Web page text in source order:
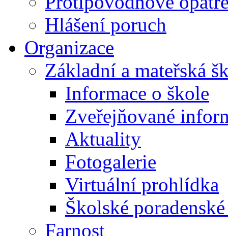
Hlášení poruch
Organizace
Základní a mateřská
Informace o škole
Zveřejňované
Aktuality
Fotogalerie
Virtuální prohlídka
Školské
Farnost